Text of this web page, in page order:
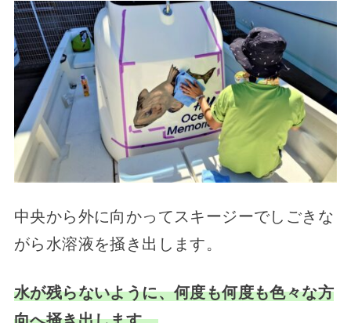
中央から外に向かってスキージーでしごきな
がら水溶液を掻き出します。
水が残らないように、何度も何度も色々な方
向へ掻き出します。